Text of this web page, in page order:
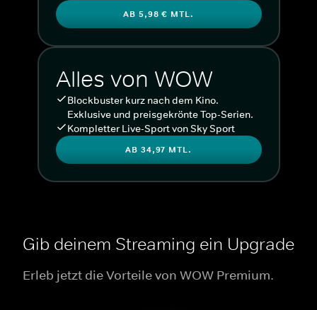
AB 5,98 € MTL.
Alles von WOW
Blockbuster kurz nach dem Kino.
Exklusive und preisgekrönte Top-Serien.
Kompletter Live-Sport von Sky Sport
AB 34,97 MTL.
Gib deinem Streaming ein Upgrade
Erleb jetzt die Vorteile von WOW Premium.